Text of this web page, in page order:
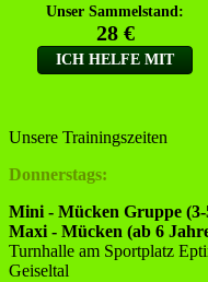
Unsere Trainingszeiten
Donnerstags:
Mini - Mücken Gruppe (3-
Maxi - Mücken (ab 6
Turnhalle am Sportplatz
Geiseltal